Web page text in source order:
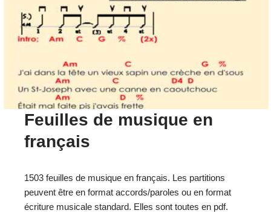
Feuilles de musique en
français
1503 feuilles de musique en français. Les partitions
peuvent être en format accords/paroles ou en format
écriture musicale standard. Elles sont toutes en pdf.